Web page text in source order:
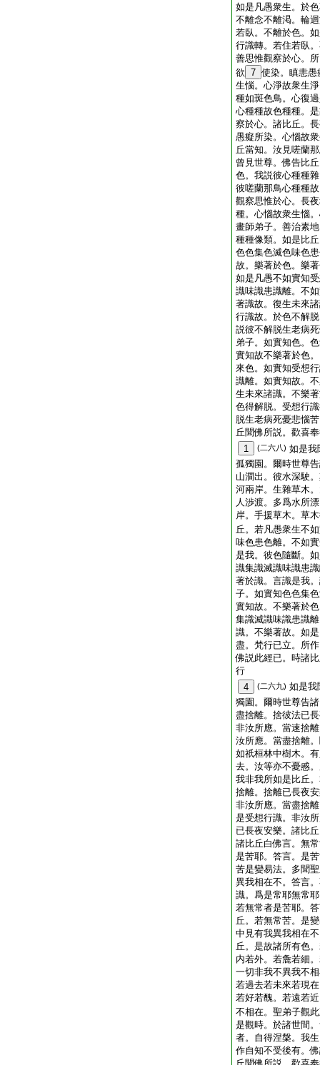
如是凡愚衆生。於
不離念不離渇。輪
若臥。不離於色。
行識轉。若住若臥
善思惟觀察於心。
欲 7 使染。瞋恚愚
生惱。心淨故衆生
種如斑色鳥。心復
心種種故色種種。
察於心。諸比丘。
愚癡所染。心惱故
丘當知。汝見嗟蘭
曾見世尊。佛告比
色。我説彼心種種
彼嗟蘭那鳥心種種
觀察思惟於心。長
種。心惱故衆生惱
畫師弟子。善治素
種種像類。如是比
色色集色滅色味色
故。樂著於色。樂
如是凡愚不如實知
識味識患識離。不
著識故。復生未來
行識故。於色不解
説彼不解脱生老病
弟子。如實知色。
實知故不樂著於色
來色。如實知受想
識離。如實知故。
生未來諸識。不樂
色得解脱。受想行
脱生老病死憂悲惱
丘聞佛所説。歡喜
1
(二六八) 如是我
孤獨園。爾時世尊
山澗出。彼水深駛
河兩岸。生雜草木
人渉渡。多爲水所
岸。手援草木。草
丘。若凡愚衆生不
味色患色離。不如
是我。彼色隨斷。
識集識滅識味識患
著於識。言識是我
子。如實知色色集
實知故。不樂著於
集識滅識味識患識
識。不樂著故。如
盡。梵行已立。所
佛説此經已。時諸
行
4
(二六九) 如是我
獨園。爾時世尊告
盡捨離。捨彼法已
非汝所應。當速捨
汝所應。當盡捨離
如祇桓林中樹木。
去。汝等亦不憂慼
我非我所如是比丘
捨離。捨離已長夜
非汝所應。當盡捨
是受想行識。非汝
已長夜安樂。諸比
諸比丘白佛言。無
是苦耶。答言。是
苦是變易法。多聞
異我相在不。答言
識。爲是常耶無常
若無常者是苦耶。
丘。若無常苦。是
中見有我異我相在
丘。是故諸所有色
内若外。若麁若細
一切非我不異我不
若過去若未來若現
若好若醜。若遠若
不相在。聖弟子觀
是觀時。於諸世間
者。自得涅槃。我
作自知不受後有。